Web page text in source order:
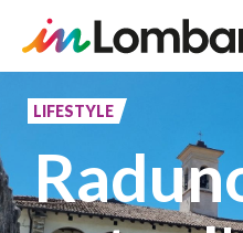
principale
LIFESTYLE